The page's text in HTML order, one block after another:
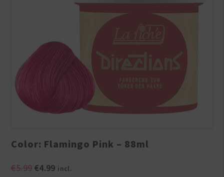
Color: Flamingo Pink – 88ml
€5.99 Oorspronkelijke
€4.99Huidige
incl.